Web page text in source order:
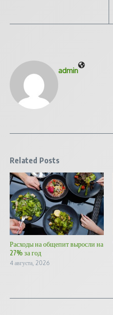
admin
Related Posts
Расходы на общепит выросли на
27% за год
4 августа, 2026